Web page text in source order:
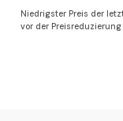
Niedrigster Preis der
vor der Preisreduzierung